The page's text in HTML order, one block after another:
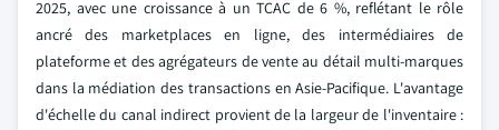
2025, avec une croissance à un TCAC de 6 %, reflétant le rôle
ancré des marketplaces en ligne, des intermédiaires de
plateforme et des agrégateurs de vente au détail multi-marques
dans la médiation des transactions en Asie-Pacifique. L'avantage
d'échelle du canal indirect provient de la largeur de l'inventaire :